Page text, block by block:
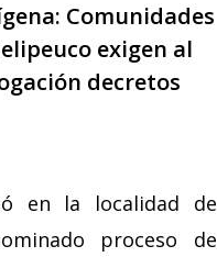
Comunidades
exigen al
decretos
en la localidad de
proceso de